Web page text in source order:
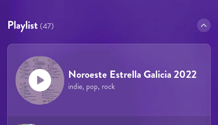
Playlist (47)
Noroeste Estrella Galicia 2022
indie, pop, rock